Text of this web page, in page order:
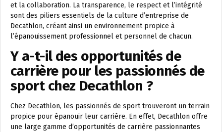
et la collaboration. La transparence, le respect et l’intégrité
sont des piliers essentiels de la culture d’entreprise de
Decathlon, créant ainsi un environnement propice à
l’épanouissement professionnel et personnel de chacun.
Y a-t-il des opportunités de
carrière pour les passionnés de
sport chez Decathlon ?
Chez Decathlon, les passionnés de sport trouveront un terrain
propice pour épanouir leur carrière. En effet, Decathlon offre
une large gamme d’opportunités de carrière passionnantes